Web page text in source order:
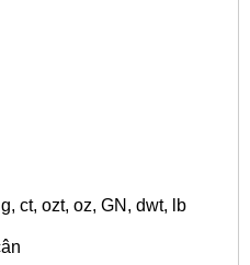
ct, ozt, oz, GN, dwt, lb